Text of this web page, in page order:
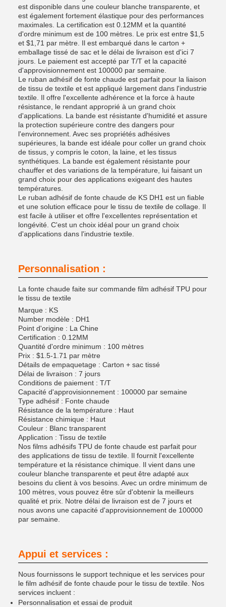
est disponible dans une couleur blanche transparente, et
est également fortement élastique pour des performances
maximales. La certification est 0.12MM et la quantité
d'ordre minimum est de 100 mètres. Le prix est entre $1,5
et $1,71 par mètre. Il est embarqué dans le carton +
emballage tissé de sac et le délai de livraison est d'ici 7
jours. Le paiement est accepté par T/T et la capacité
d'approvisionnement est 100000 par semaine.
Le ruban adhésif de fonte chaude est parfait pour la liaison
de tissu de textile et est appliqué largement dans l'industrie
textile. Il offre l'excellente adhérence et la force à haute
résistance, le rendant approprié à un grand choix
d'applications. La bande est résistante d'humidité et assure
la protection supérieure contre des dangers pour
l'environnement. Avec ses propriétés adhésives
supérieures, la bande est idéale pour coller un grand choix
de tissus, y compris le coton, la laine, et les tissus
synthétiques. La bande est également résistante pour
chauffer et des variations de la température, lui faisant un
grand choix pour des applications exigeant des hautes
températures.
Le ruban adhésif de fonte chaude de KS DH1 est un fiable
et une solution efficace pour le tissu de textile de collage. Il
est facile à utiliser et offre l'excellentes représentation et
longévité. C'est un choix idéal pour un grand choix
d'applications dans l'industrie textile.
Personnalisation :
La fonte chaude faite sur commande film adhésif TPU pour
le tissu de textile
Marque : KS
Number modèle : DH1
Point d'origine : La Chine
Certification : 0.12MM
Quantité d'ordre minimum : 100 mètres
Prix : $1.5-1.71 par mètre
Détails de empaquetage : Carton + sac tissé
Délai de livraison : 7 jours
Conditions de paiement : T/T
Capacité d'approvisionnement : 100000 par semaine
Type adhésif : Fonte chaude
Résistance de la température : Haut
Résistance chimique : Haut
Couleur : Blanc transparent
Application : Tissu de textile
Nos films adhésifs TPU de fonte chaude est parfait pour
des applications de tissu de textile. Il fournit l'excellente
température et la résistance chimique. Il vient dans une
couleur blanche transparente et peut être adapté aux
besoins du client à vos besoins. Avec un ordre minimum de
100 mètres, vous pouvez être sûr d'obtenir la meilleurs
qualité et prix. Notre délai de livraison est de 7 jours et
nous avons une capacité d'approvisionnement de 100000
par semaine.
Appui et services :
Nous fournissons le support technique et les services pour
le film adhésif de fonte chaude pour le tissu de textile. Nos
services incluent :
Personnalisation et essai de produit